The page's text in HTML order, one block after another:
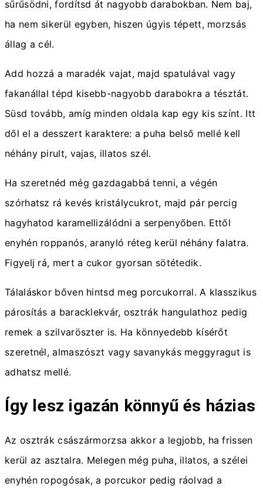
sűrűsödni, fordítsd át nagyobb darabokban. Nem baj,
ha nem sikerül egyben, hiszen úgyis tépett, morzsás
állag a cél.
Add hozzá a maradék vajat, majd spatulával vagy
fakanállal tépd kisebb-nagyobb darabokra a tésztát.
Süsd tovább, amíg minden oldala kap egy kis színt. Itt
dől el a desszert karaktere: a puha belső mellé kell
néhány pirult, vajas, illatos szél.
Ha szeretnéd még gazdagabbá tenni, a végén
szórhatsz rá kevés kristálycukrot, majd pár percig
hagyhatod karamellizálódni a serpenyőben. Ettől
enyhén roppanós, aranyló réteg kerül néhány falatra.
Figyelj rá, mert a cukor gyorsan sötétedik.
Tálaláskor bőven hintsd meg porcukorral. A klasszikus
párosítás a baracklekvár, osztrák hangulathoz pedig
remek a szilvaröszter is. Ha könnyedebb kísérőt
szeretnél, almaszószt vagy savanykás meggyragut is
adhatsz mellé.
Így lesz igazán könnyű és házias
Az osztrák császármorzsa akkor a legjobb, ha frissen
kerül az asztalra. Melegen még puha, illatos, a szélei
enyhén ropogósak, a porcukor pedig ráolvad a